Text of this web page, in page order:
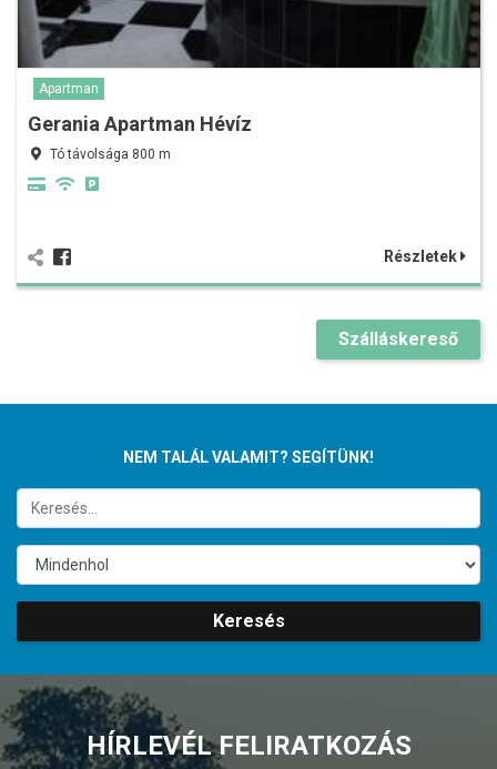
Apartman
Gerania Apartman Hévíz
Tó távolsága 800 m
Részletek
Szálláskereső
NEM TALÁL VALAMIT? SEGÍTÜNK!
Keresés
HÍRLEVÉL FELIRATKOZÁS